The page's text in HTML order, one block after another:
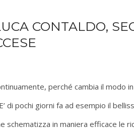
CONTALDO,
perché cambia il modo
di pochi giorni fa ad esempio il
schematizza in maniera efficace le